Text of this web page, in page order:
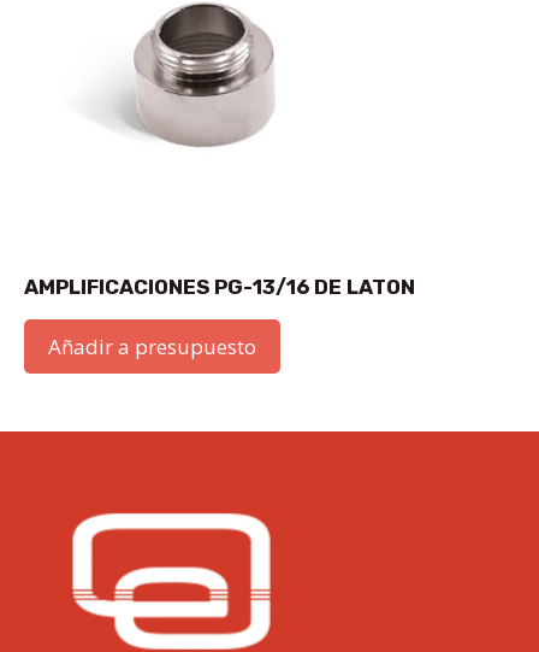
AMPLIFICACIONES PG-13/16 DE LATON
Añadir a presupuesto